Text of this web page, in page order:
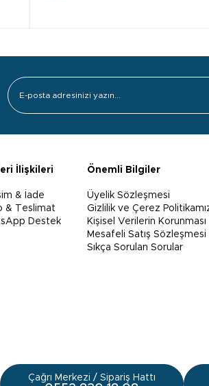
İlişkileri
& İade
& Teslimat
Destek
Önemli Bilgiler
Üyelik Sözleşmesi
Gizlilik ve Çerez
Kişisel Verilerin Korunması
Mesafeli Satış Sözleşmesi
Sıkça Sorulan Sorular
Çağrı Merkezi / Sipariş Hattı